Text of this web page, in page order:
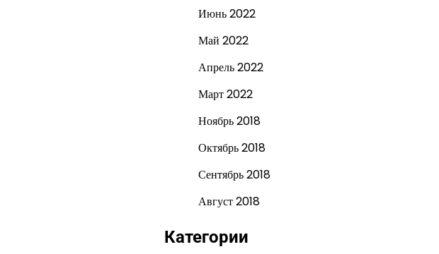
Июнь 2022
Май 2022
Апрель 2022
Март 2022
Ноябрь 2018
Октябрь 2018
Сентябрь 2018
Август 2018
Категории